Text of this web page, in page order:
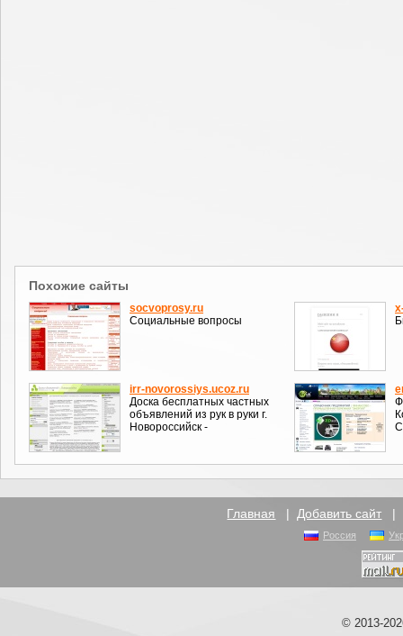
Похожие сайты
socvoprosy.ru
Социальные вопросы
irr-novorossiys.ucoz.ru
Доска беcплатных частных
объявлений из рук в руки г.
Новороссийск -
Главная | Добавить сайт |
Россия
© 2013-